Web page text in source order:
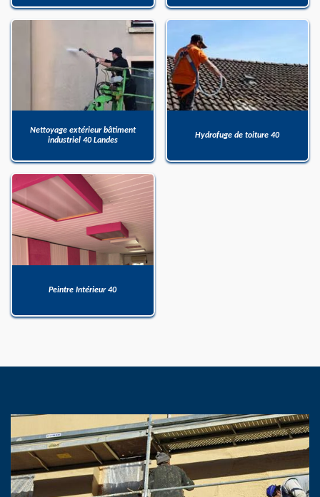
Nettoyage extérieur bâtiment
industriel 40 Landes
Hydrofuge de toiture 40
Peintre Intérieur 40